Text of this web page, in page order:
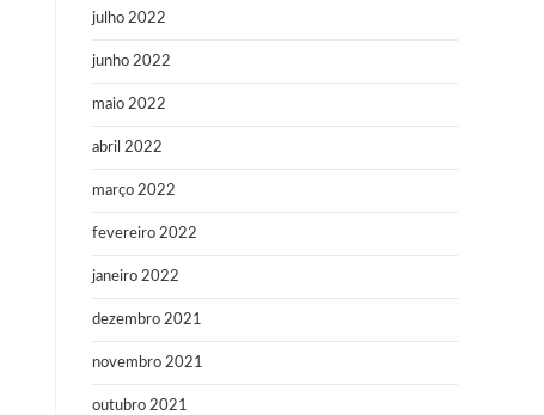
julho 2022
junho 2022
maio 2022
abril 2022
março 2022
fevereiro 2022
janeiro 2022
dezembro 2021
novembro 2021
outubro 2021